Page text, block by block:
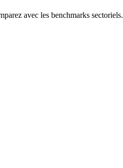
avec les benchmarks sectoriels.